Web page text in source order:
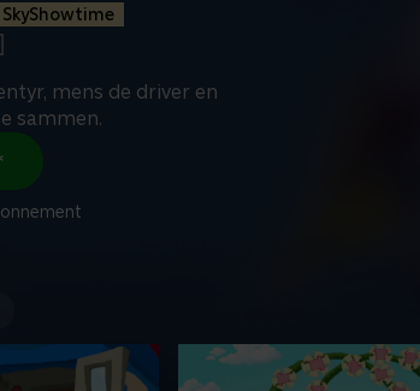
mens de driver en
sammen.